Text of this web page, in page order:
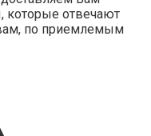
которые отвечают
по приемлемым